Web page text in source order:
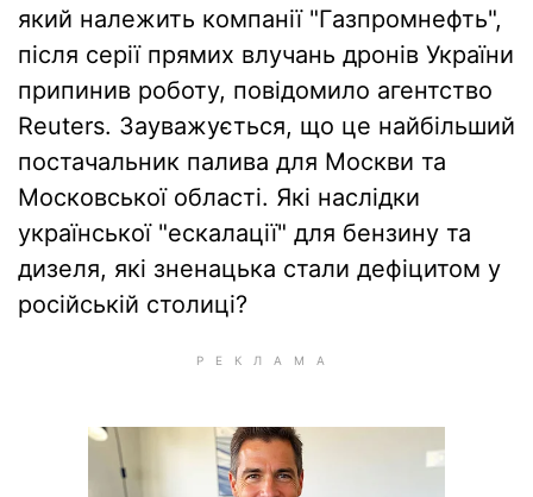
який належить компанії "Газпромнефть",
після серії прямих влучань дронів України
припинив роботу, повідомило агентство
Reuters. Зауважується, що це найбільший
постачальник палива для Москви та
Московської області. Які наслідки
української "ескалації" для бензину та
дизеля, які зненацька стали дефіцитом у
російській столиці?